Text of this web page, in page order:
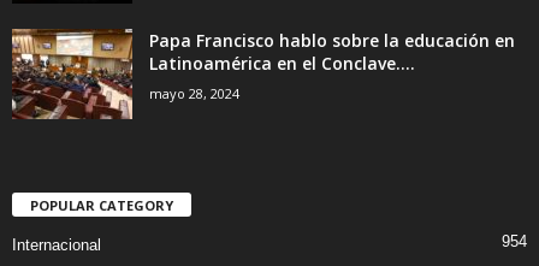
Papa Francisco hablo sobre la educación en
Latinoamérica en el Conclave....
mayo 28, 2024
POPULAR CATEGORY
Internacional 954